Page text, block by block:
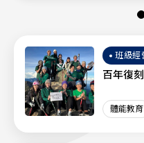
班級經
百年復
體能教育